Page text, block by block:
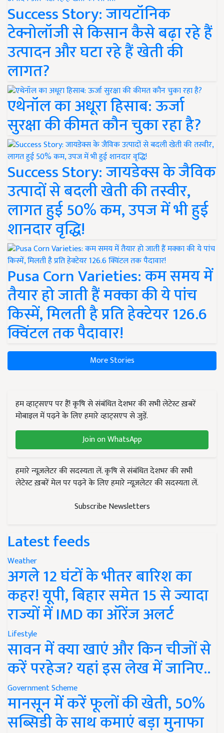
Success Story: जायटॉनिक
टेक्नोलॉजी से किसान कैसे बढ़ा रहे हैं
उत्पादन और घटा रहे हैं खेती की
लागत?
एथेनॉल का अधूरा हिसाब: ऊर्जा
सुरक्षा की कीमत कौन चुका रहा है?
Success Story: जायडेक्स के जैविक
उत्पादों से बदली खेती की तस्वीर,
लागत हुई 50% कम, उपज में भी हुई
शानदार वृद्धि!
Pusa Corn Varieties: कम समय में
तैयार हो जाती हैं मक्का की ये पांच
किस्में, मिलती है प्रति हेक्टेयर 126.6
क्विंटल तक पैदावार!
More Stories
हम व्हाट्सएप पर हैं! कृषि से संबंधित देशभर की सभी लेटेस्ट ख़बरें
मोबाइल में पढ़ने के लिए हमारे व्हाट्सएप से जुड़ें.
Join on WhatsApp
हमारे न्यूज़लेटर की सदस्यता लें. कृषि से संबंधित देशभर की सभी
लेटेस्ट ख़बरें मेल पर पढ़ने के लिए हमारे न्यूज़लेटर की सदस्यता लें.
Subscribe Newsletters
Latest feeds
Weather
अगले 12 घंटों के भीतर बारिश का
कहर! यूपी, बिहार समेत 15 से ज्यादा
राज्यों में IMD का ऑरेंज अलर्ट
Lifestyle
सावन में क्या खाएं और किन चीजों से
करें परहेज? यहां इस लेख में जानिए..
Government Scheme
मानसून में करें फूलों की खेती, 50%
सब्सिडी के साथ कमाएं बड़ा मुनाफा